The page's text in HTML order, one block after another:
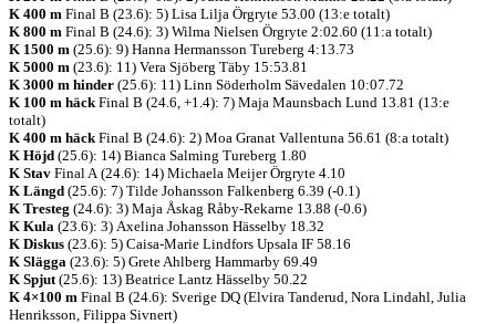
K 400 m Final B (23.6): 5) Lisa Lilja Örgryte 53.00 (13:e totalt)
K 800 m Final B (24.6): 3) Wilma Nielsen Örgryte 2:02.60 (11:a totalt)
K 1500 m (25.6): 9) Hanna Hermansson Tureberg 4:13.73
K 5000 m (23.6): 11) Vera Sjöberg Täby 15:53.81
K 3000 m hinder (25.6): 11) Linn Söderholm Sävedalen 10:07.72
K 100 m häckFinal B (24.6, +1.4): 7) Maja Maunsbach Lund 13.81 (13:e
totalt)
K 400 m häckFinal B (24.6): 2) Moa Granat Vallentuna 56.61 (8:a totalt)
K Höjd (25.6): 14) Bianca Salming Tureberg 1.80
K Stav Final A (24.6): 14) Michaela Meijer Örgryte 4.10
K Längd (25.6): 7) Tilde Johansson Falkenberg 6.39 (-0.1)
K Tresteg (24.6): 3) Maja Åskag Råby-Rekarne 13.88 (-0.6)
K Kula (23.6): 3) Axelina Johansson Hässelby 18.32
K Diskus (23.6): 5) Caisa-Marie Lindfors Upsala IF 58.16
K Slägga (23.6): 5) Grete Ahlberg Hammarby 69.49
K Spjut(25.6): 13) Beatrice Lantz Hässelby 50.22
K 4×100 m Final B (24.6): Sverige DQ (Elvira Tanderud, Nora Lindahl, Julia
Henriksson, Filippa Sivnert)